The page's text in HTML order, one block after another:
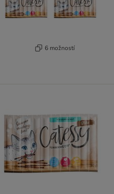
6 možností